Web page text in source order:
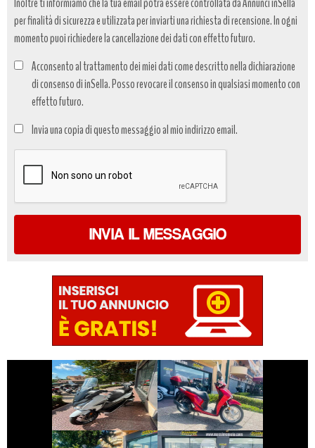
per finalità di sicurezza e utilizzata per inviarti una richiesta di recensione. In ogni
momento puoi richiedere la cancellazione dei dati con effetto futuro.
Acconsento al trattamento dei miei dati come descritto nella dichiarazione
di consenso di inSella. Posso revocare il consenso in qualsiasi momento con
effetto futuro.
dati
*
Invia una copia di questo messaggio al mio indirizzo email.
INVIA IL MESSAGGIO
HONDA FORZA-
350
€ 4.590 €
HONDA SH
€ 2.490 €
€ 7.190 € € 2.890 €